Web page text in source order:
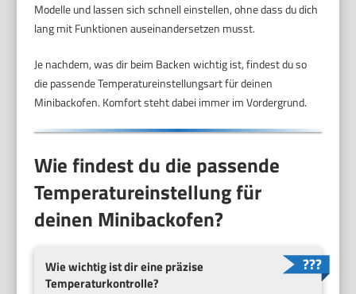
Modelle und lassen sich schnell einstellen, ohne dass du dich
lang mit Funktionen auseinandersetzen musst.
Je nachdem, was dir beim Backen wichtig ist, findest du so
die passende Temperatureinstellungsart für deinen
Minibackofen. Komfort steht dabei immer im Vordergrund.
Wie findest du die passende
Temperatureinstellung für
deinen Minibackofen?
Wie wichtig ist dir eine präzise
Temperaturkontrolle?